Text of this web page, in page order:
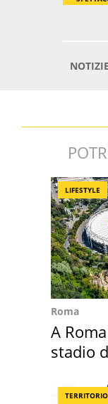
LIFESTYLE
Roma
A
stadio
TERRITORIO